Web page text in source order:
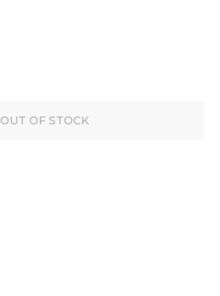
OUT OF STOCK